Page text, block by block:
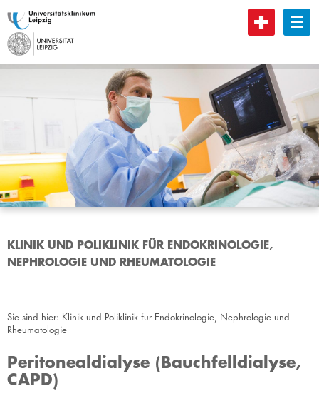
B
KLINIK UND POLIKLINIK FÜR ENDOKRINOLOGIE,
NEPHROLOGIE UND RHEUMATOLOGIE
Sie sind hier: Klinik und Poliklinik für Endokrinologie, Nephrologie und
Rheumatologie
Peritonealdialyse (Bauchfelldialyse,
CAPD)